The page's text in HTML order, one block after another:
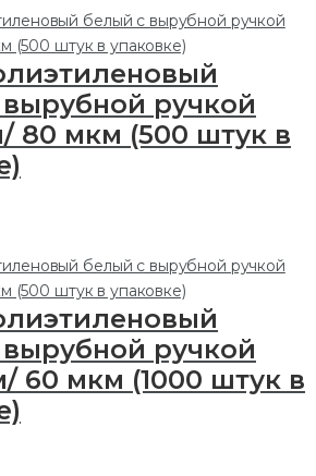
ручкой
80 мкм (500 штук в
ручкой
60 мкм (1000 штук в